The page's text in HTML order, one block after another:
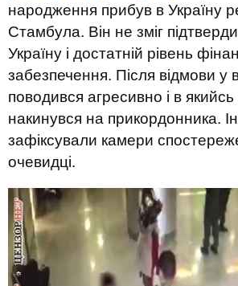
народження прибув в Україну
Стамбула. Він не зміг
Україну і достатній рівень
забезпечення. Після відмови у
поводився агресивно і в
накинувся на прикордонника.
зафіксували камери
очевидці.